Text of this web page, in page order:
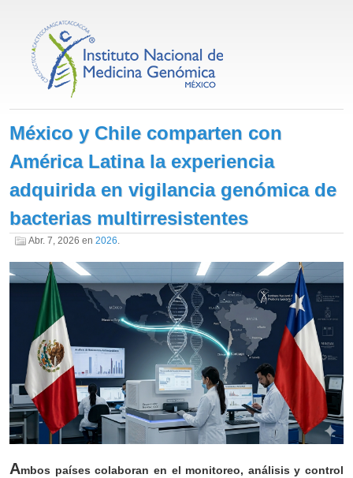
México y Chile comparten con
América Latina la experiencia
adquirida en vigilancia genómica de
bacterias multirresistentes
Abr. 7, 2026 en 2026.
Ambos países colaboran en el monitoreo, análisis y control